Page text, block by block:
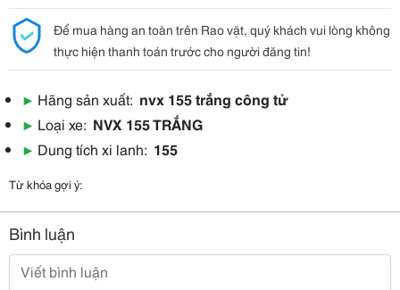
Để mua hàng an toàn trên Rao vặt, quý khách vui lòng không
thực hiện thanh toán trước cho người đăng tin!
▶ Hãng sản xuất: nvx 155 trắng công tử
▶ Loại xe: NVX 155 TRẮNG
▶ Dung tích xi lanh: 155
Từ khóa gợi ý:
Bình luận